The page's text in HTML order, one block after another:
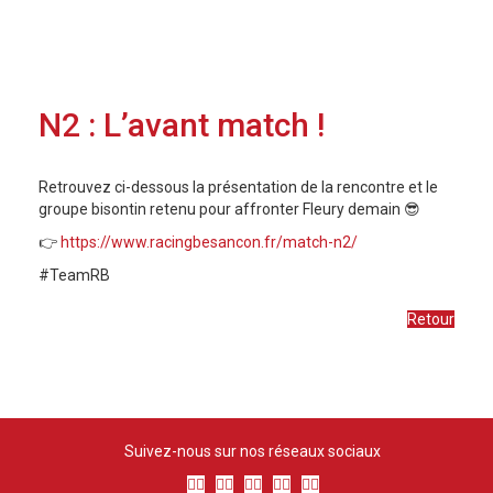
N2 : L’avant match !
Retrouvez ci-dessous la présentation de la rencontre et le
groupe bisontin retenu pour affronter Fleury demain 😎
👉 https://www.racingbesancon.fr/match-n2/
#TeamRB
Retour
Suivez-nous sur nos réseaux sociaux